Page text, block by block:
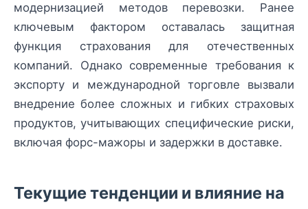
модернизацией методов перевозки. Ранее
ключевым фактором оставалась защитная
функция страхования для отечественных
компаний. Однако современные требования к
экспорту и международной торговле вызвали
внедрение более сложных и гибких страховых
продуктов, учитывающих специфические риски,
включая форс-мажоры и задержки в доставке.
Текущие тенденции и влияние на